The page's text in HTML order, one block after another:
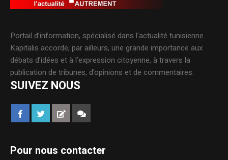
Portail d’information, spécialisé dans l’actualité tunisienne.
Kapitalis accorde, par ailleurs, une grande importance aux
débats d’idées et à l’expression citoyenne, à travers la
publication de tribunes, d’opinions et de commentaires.
SUIVEZ NOUS
Pour nous contacter